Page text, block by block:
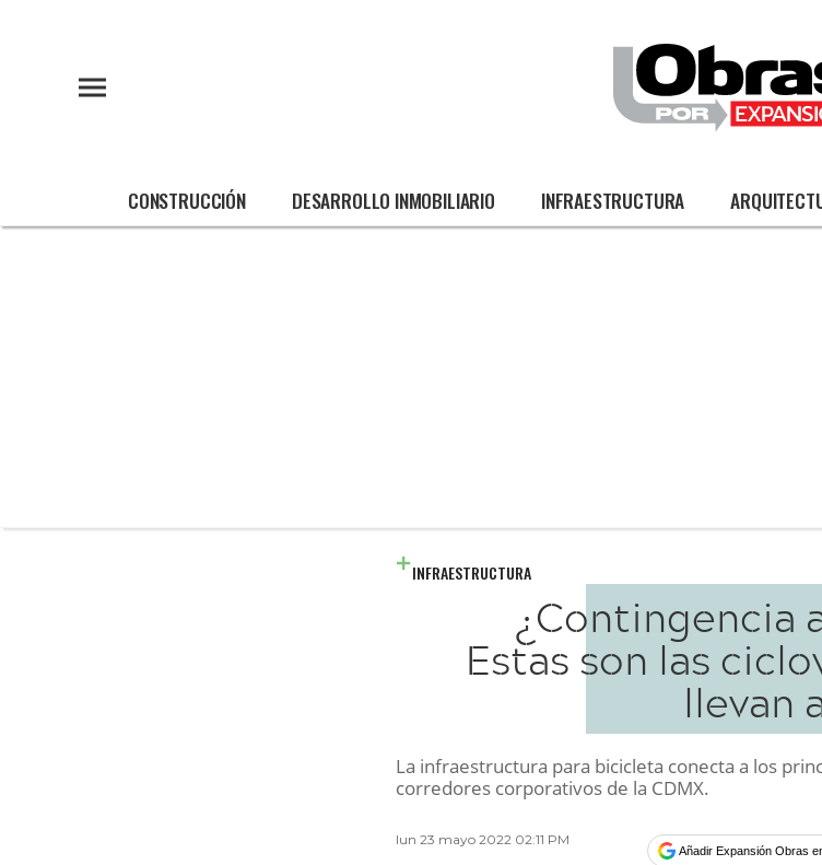
CONSTRUCCIÓN DESARROLLO INMOBILIARIO INFRAESTRUCTURA
INFRAESTRUCTURA
¿Contingencia
Estas son las
llevan
La infraestructura para bicicleta conecta a los
corredores corporativos de la CDMX.
lun 23 mayo 2022 02:11 PM
Añadir Expansión Obras